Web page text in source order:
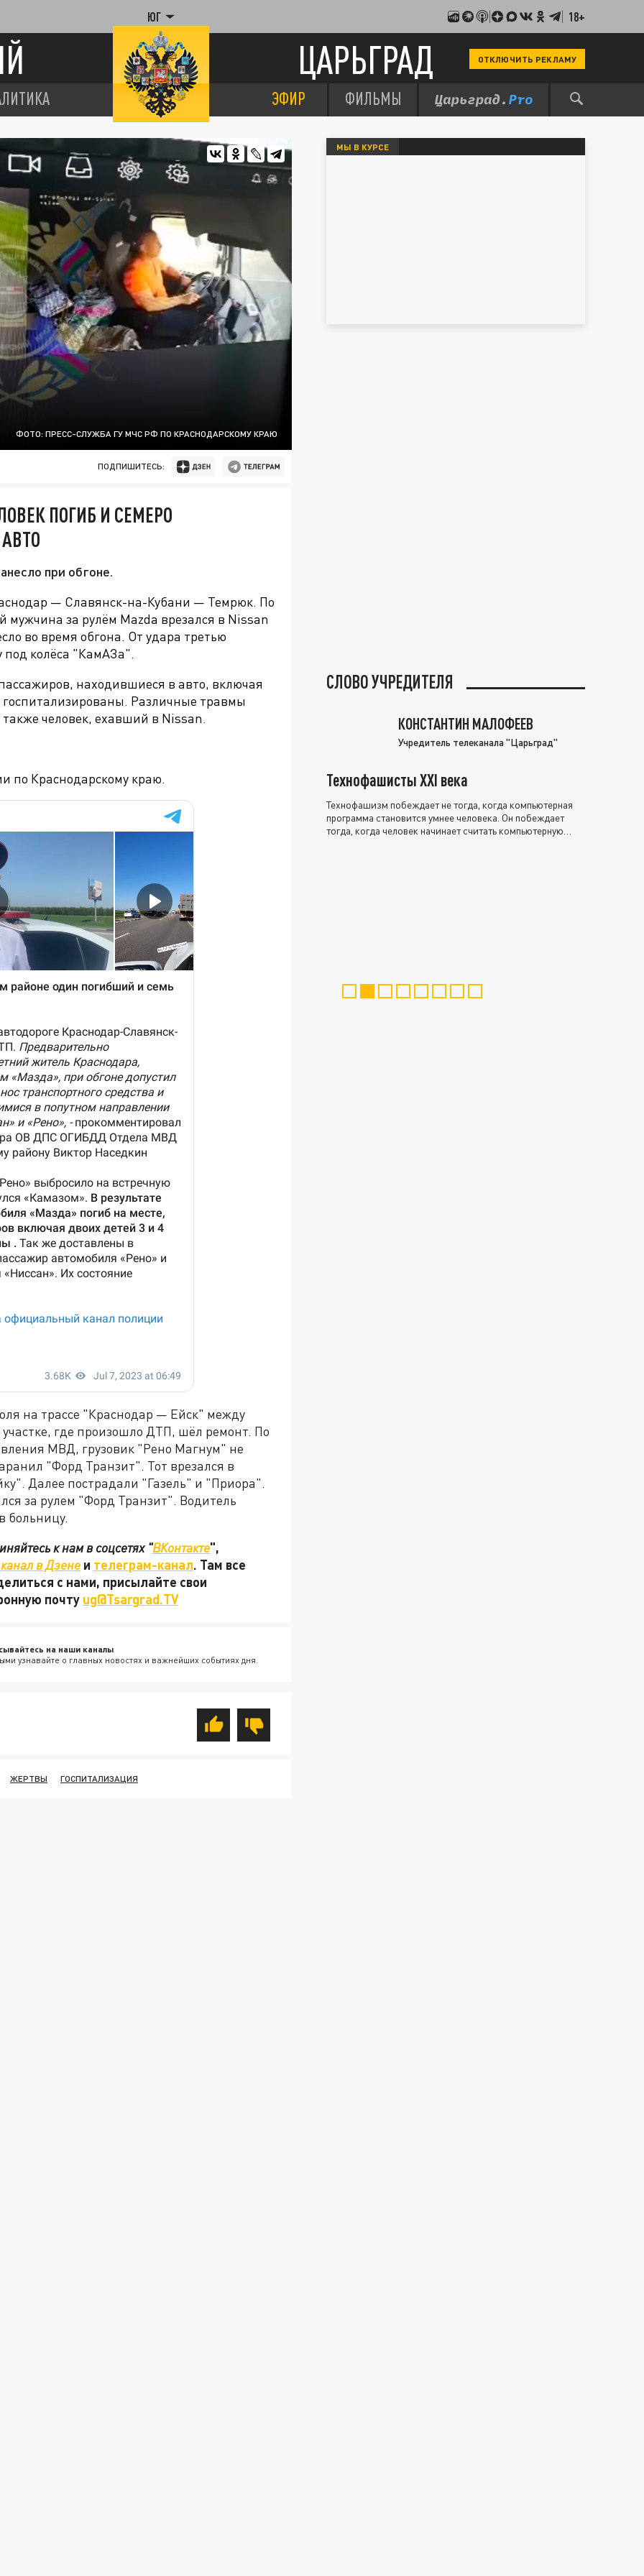
ЮГ 18+
ЦАРЬГРАД ОТКЛЮЧИТЬ РЕКЛАМУ
ЭФИР ФИЛЬМЫ
ФОТО: ПРЕСС-СЛУЖБА ГУ МЧС РФ ПО КРАСНОДАРСКОМУ КРАЮ
ПОДПИШИТЕСЬ:
ПОГИБ И СЕМЕРО
при обгоне.
— Славянск-на-Кубани — Темрюк. По
мужчина за рулём Mazda врезался в Nissan
во время обгона. От удара третью
под колёса "КамАЗа".
находившиеся в авто, включая
госпитализированы. Различные травмы
человек, ехавший в Nissan.
по Краснодарскому краю.
на трассе "Краснодар — Ейск" между
где произошло ДТП, шёл ремонт. По
МВД, грузовик "Рено Магнум" не
"Форд Транзит". Тот врезался в
Далее пострадали "Газель" и "Приора".
за рулем "Форд Транзит". Водитель
больницу.
к нам в соцсетях "ВКонтакте",
канал в Дзене и телеграм-канал. Там все
с нами, присылайте свои
почту ug@Tsargrad.TV
на наши каналы
узнавайте о главных новостях и важнейших событиях дня.
ЖЕРТВЫ ГОСПИТАЛИЗАЦИЯ
МЫ В КУРСЕ
СЛОВО УЧРЕДИТЕЛЯ
КОНСТАНТИН МАЛОФЕЕВ
Учредитель телеканала "Царьград"
Технофашисты XXI века
Технофашизм побеждает не тогда, когда компьютерная
программа становится умнее человека. Он побеждает
тогда, когда человек начинает считать компьютерную